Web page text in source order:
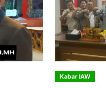
Kabar IAW